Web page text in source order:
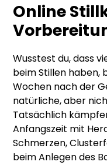
Online
Wusstest du, dass
beim Stillen haben,
Wochen nach der
natürliche, aber
Tatsächlich
Anfangszeit mit
Schmerzen,
beim Anlegen des